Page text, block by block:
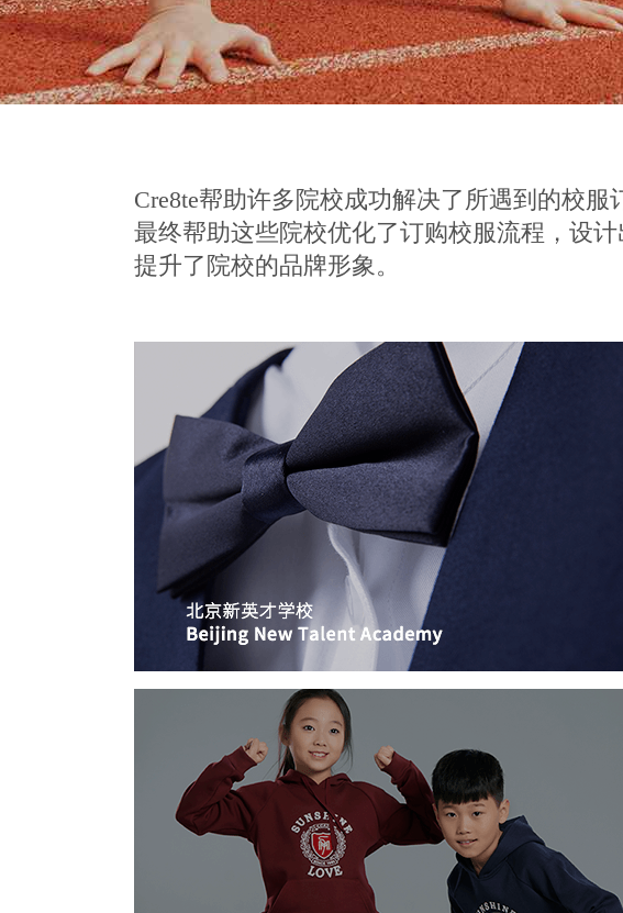
Cre8te帮助许多院校成功解决了所遇到的校服
最终帮助这些院校优化了订购校服流程，设计
提升了院校的品牌形象。